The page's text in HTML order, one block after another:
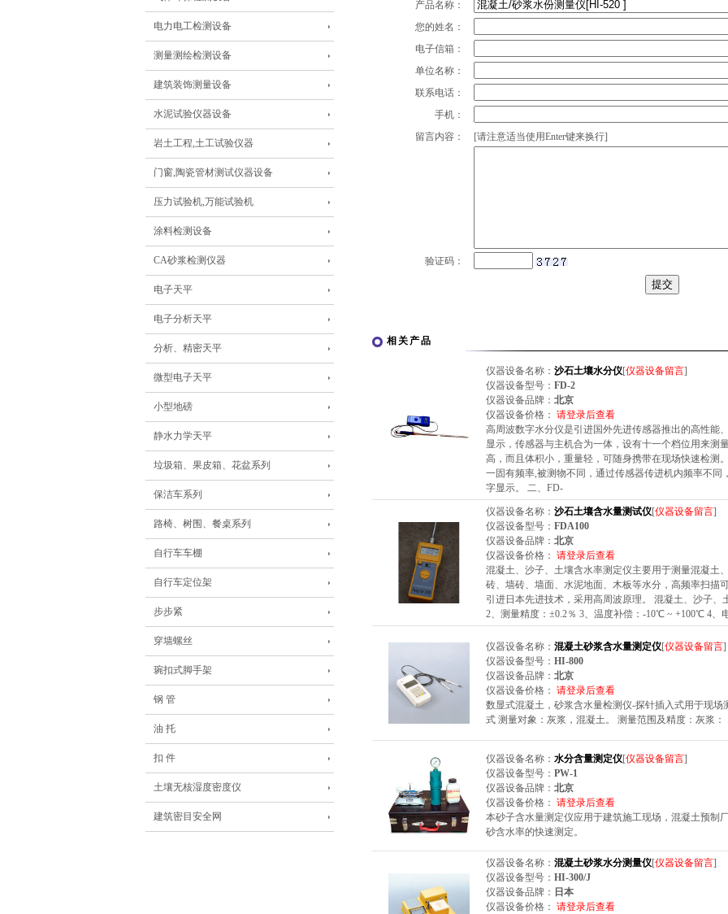
电力电工检测设备
测量测绘检测设备
建筑装饰测量设备
水泥试验仪器设备
岩土工程,土工试验仪器
门窗,陶瓷管材测试仪器设备
压力试验机,万能试验机
涂料检测设备
CA砂浆检测仪器
电子天平
电子分析天平
分析、精密天平
微型电子天平
小型地磅
静水力学天平
垃圾箱、果皮箱、花盆系列
保洁车系列
路椅、树围、餐桌系列
自行车车棚
自行车定位架
步步紧
穿墙螺丝
琬扣式脚手架
钢 管
油 托
扣 件
土壤无核湿度密度仪
建筑密目安全网
产品名称：
您的姓名：
电子信箱：
单位名称：
联系电话：
手机：
留言内容：
[请注意适当使用Enter键来换行]
验证码：
相关产品
仪器设备名称： 沙石土壤水分仪[仪器设备留言]
仪器设备型号： FD-2
仪器设备品牌： 北京
仪器设备价格： 请登录后查看
高周波数字水分仪是引进国外先进传感器推出的高性能
显示，传感器与主机合为一体，设有十一个档位用来测
高，而且体积小，重量轻，可随身携带在现场快速检测
一固有频率,被测物不同，通过传感器传进机内频率不
字显示。 二、FD-
仪器设备名称： 沙石土壤含水量测试仪[仪器设备留言]
仪器设备型号： FDA100
仪器设备品牌： 北京
仪器设备价格： 请登录后查看
混凝土、沙子、土壤含水率测定仪主要用于测量混凝土
砖、墙砖、墙面、水泥地面、木板等水分，高频率扫描
引进日本先进技术，采用高周波原理。 混凝土、沙子、
2、测量精度：±0.2％ 3、温度补偿：-10℃ ~ +100℃ 4、
仪器设备名称： 混凝土砂浆含水量测定仪[仪器设备留言]
仪器设备型号： HI-800
仪器设备品牌： 北京
仪器设备价格： 请登录后查看
数显式混凝土，砂浆含水量检测仪-探针插入式用于现
式 测量对象：灰浆，混凝土。 测量范围及精度：
仪器设备名称： 水分含量测定仪[仪器设备留言]
仪器设备型号： PW-1
仪器设备品牌： 北京
仪器设备价格： 请登录后查看
本砂子含水量测定仪应用于建筑施工现场，混凝土预制
砂含水率的快速测定。
仪器设备名称： 混凝土砂浆水分测量仪[仪器设备留言]
仪器设备型号： HI-300/J
仪器设备品牌： 日本
仪器设备价格： 请登录后查看